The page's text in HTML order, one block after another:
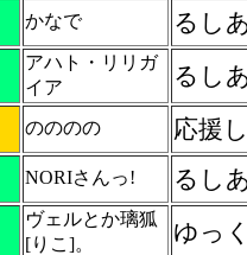
かなで
アハト・リリガ
イア
るし
のののの 応援
NORIさんっ! るし
ヴェルとか璃狐
[りこ]。
ゆっ